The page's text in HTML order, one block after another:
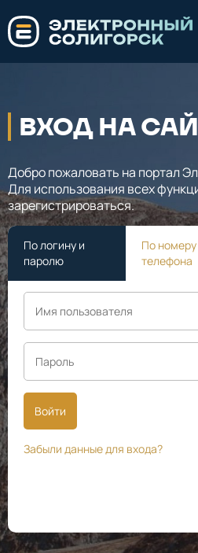
ВХОД НА
Добро пожаловать на портал
Для использования всех
зарегистрироваться.
По логину и
паролю
По номеру
телефона
Войти
Забыли данные для входа?